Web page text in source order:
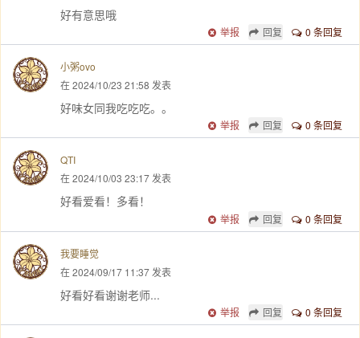
好有意思哦
0 条回复
回复
举报
小粥ovo
在 2024/10/23 21:58 发表
好味女同我吃吃吃。。
0 条回复
回复
举报
QTI
在 2024/10/03 23:17 发表
好看爱看！多看！
0 条回复
回复
举报
我要睡觉
在 2024/09/17 11:37 发表
好看好看谢谢老师...
0 条回复
回复
举报